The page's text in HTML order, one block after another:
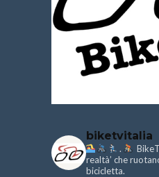
biketvitalia
.
realtà’ che
bicicletta.